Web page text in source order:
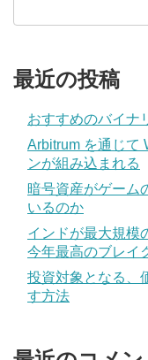
最近の投稿
おすすめのバイナ
Arbitrum を通じて
ンが組み込まれる
暗号資産がゲーム
いるのか
インドが最大規模
今年最高のブレイ
投資対象となる、
す方法